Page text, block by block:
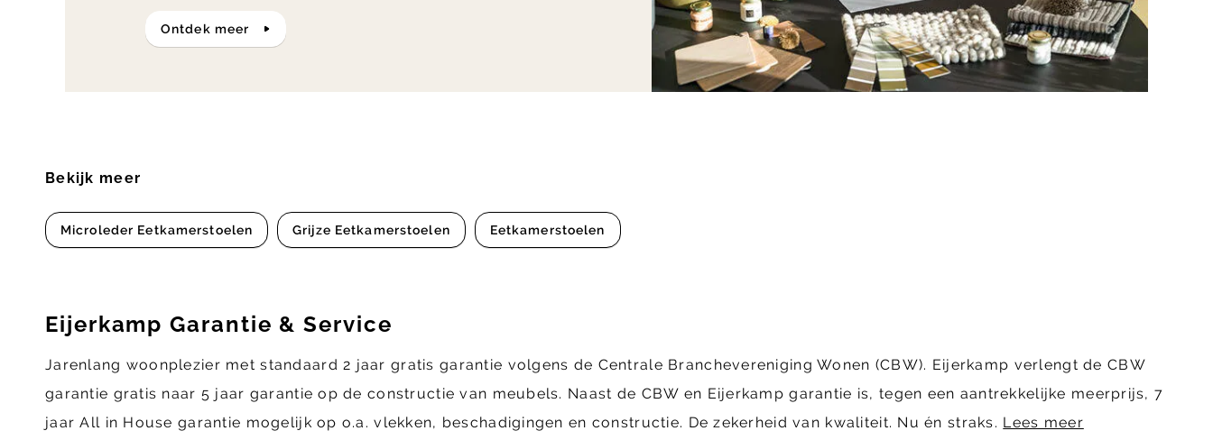
ontdek meer
Bekijk meer
Microleder Eetkamerstoelen Grijze Eetkamerstoelen Eetkamerstoelen
Eijerkamp Garantie & Service
Jarenlang woonplezier met standaard 2 jaar gratis garantie volgens de Centrale Branchevereniging Wonen (CBW). Eijerkamp verlengt de CBW
garantie gratis naar 5 jaar garantie op de constructie van meubels. Naast de CBW en Eijerkamp garantie is, tegen een aantrekkelijke meerprijs, 7
jaar All in House garantie mogelijk op o.a. vlekken, beschadigingen en constructie. De zekerheid van kwaliteit. Nu én straks. Lees meer